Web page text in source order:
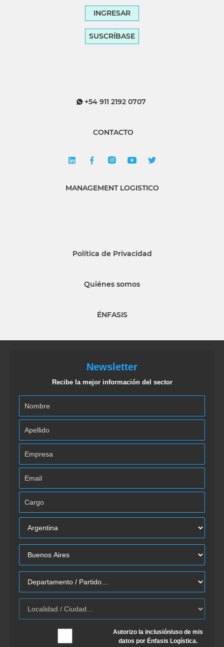
INGRESAR
SUSCRÍBASE
+54 911 2192 0707
CONTACTO
MANAGEMENT LOGISTICO
Política de Privacidad
Quiénes somos
ÉNFASIS
Newsletter
Recibe la mejor información del sector
Autorizo la inclusión/uso de mis
datos por Énfasis Logística.